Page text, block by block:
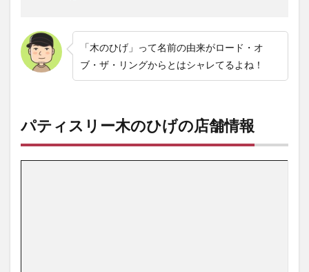
「木のひげ」って名前の由来がロード・オ
ブ・ザ・リングからとはシャレてるよね！
パティスリー木のひげの店舗情報